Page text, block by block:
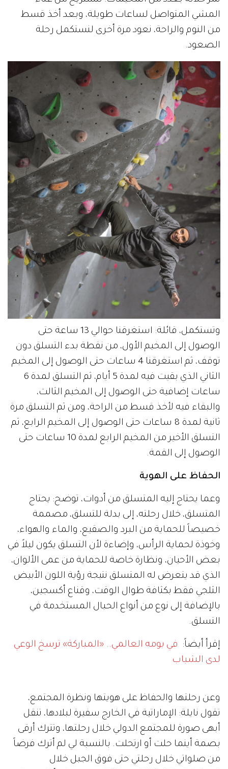
المشي المتواصل لساعات طويلة، وبعد أخذ قسط
من النوم والراحة، نعود مرة أخرى لنستكمل رحلة
الصعود.
وتستكمل، قائلة: استغرقنا حوالي 13 ساعة حتى
الوصول إلى المخيم الأول، من نقطة بدء التسلق دون
توقف، ثم استغرقنا 4 ساعات حتى الوصول إلى المخيم
الثاني الذي بقيت فيه لمدة 5 أيام، ثم التسلق لمدة 6
ساعات إضافية حتى الوصول إلى المخيم الثالث،
والبقاء فيه لأخذ قسط من الراحة، ومن ثم التسلق مرة
ثانية لمدة 8 ساعات حتى الوصول إلى المخيم الرابع، ثم
التسلق الأخير من المخيم الرابع لمدة 10 ساعات حتى
الوصول إلى القمة.
الحفاظ على الهوية
وعما يحتاج إليه المتسلق من أدوات، توضح: يحتاج
المتسلق، خلال رحلته، إلى بدلة للتسلق، مصممة
خصيصاً للحماية من البرد والصقيع، والماء والهواء،
وخوذة لحماية الرأس، وإضاءة لأن التسلق يكون ليلاً في
بعض الأحيان، ونظارة خاصة للحماية من عمى الألوان،
الذي قد يتعرض له المتسلق نتيجة رؤية اللون الأبيض
الثلجي فقط بكثافة طوال الوقت، وقناع أكسجين،
بالإضافة إلى نوع من أنواع الحبال المستخدمة في
التسلق.
إقرأ أيضاً: في يومه العالمي.. «المباركة» ترسخ الوعي
لدى الشباب
وعن رحلتها والحفاظ على هويتها ونظرة المجتمع،
تقول نايلة: الإماراتية في الخارج سفيرة لبلادها، تنقل
أبهى صورة للمجتمع الدولي خلال رحلتها، وتترك أرقى
بصمة أينما حلت أو ارتحلت. بالنسبة لي لم أترك فرضاً
من صلواتي خلال رحلتي حتى فوق الجبل خلال